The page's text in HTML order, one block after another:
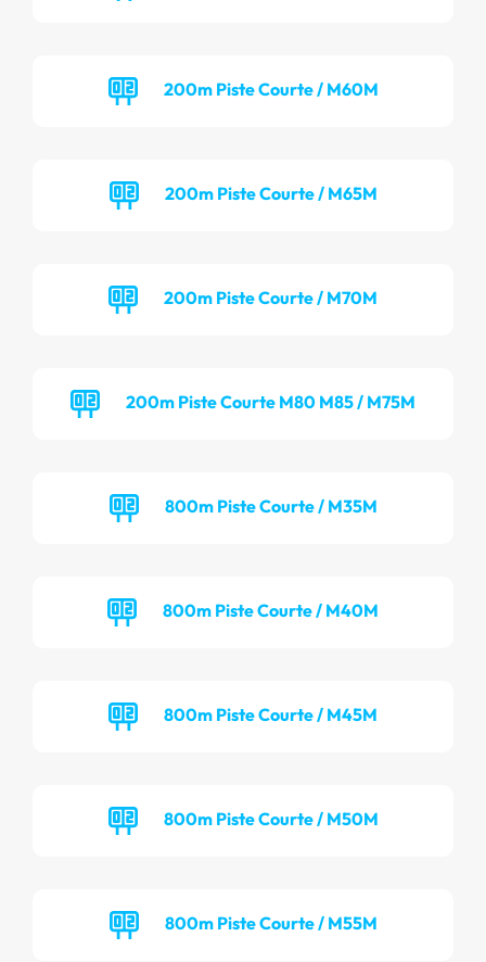
200m Piste Courte / M60M
200m Piste Courte / M65M
200m Piste Courte / M70M
200m Piste Courte M80 M85 / M75M
800m Piste Courte / M35M
800m Piste Courte / M40M
800m Piste Courte / M45M
800m Piste Courte / M50M
800m Piste Courte / M55M